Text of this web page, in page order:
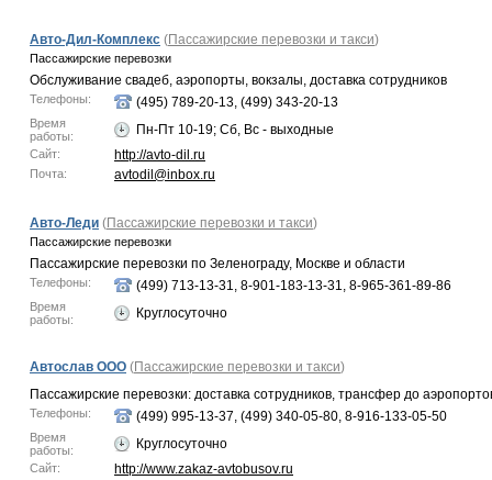
Авто-Дил-Комплекс (Пассажирские перевозки и такси)
Пассажирские перевозки
Обслуживание свадеб, аэропорты, вокзалы, доставка сотрудников
Телефоны: (495) 789-20-13, (499) 343-20-13
Время
работы:
Пн-Пт 10-19; Сб, Вс - выходные
Сайт: http://avto-dil.ru
Почта: avtodil@inbox.ru
Авто-Леди (Пассажирские перевозки и такси)
Пассажирские перевозки
Пассажирские перевозки по Зеленограду, Москве и области
Телефоны: (499) 713-13-31, 8-901-183-13-31, 8-965-361-89-86
Время
работы:
Круглосуточно
Автослав ООО (Пассажирские перевозки и такси)
Пассажирские перевозки: доставка сотрудников, трансфер до
Телефоны: (499) 995-13-37, (499) 340-05-80, 8-916-133-05-50
Время
работы:
Круглосуточно
Сайт: http://www.zakaz-avtobusov.ru